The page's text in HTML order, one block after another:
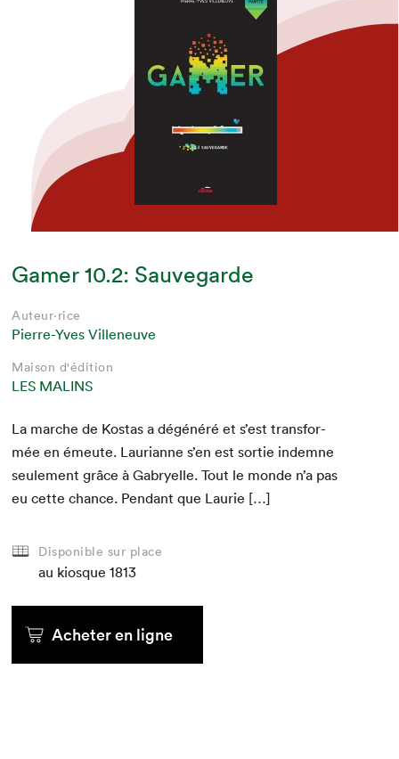
Gamer 10.2: Sauvegarde
Auteur·rice
Pierre-Yves Villeneuve
Maison d'édition
LES MALINS
La marche de Kostas a dégénéré et s’est trans­for­
mée en émeute. Lau­ri­anne s’en est sor­tie indemne
seule­ment grâce à Gabryelle. Tout le monde n’a pas
eu cette chance. Pen­dant que Laurie […]
Disponible sur place
au kiosque 1813
Acheter en ligne